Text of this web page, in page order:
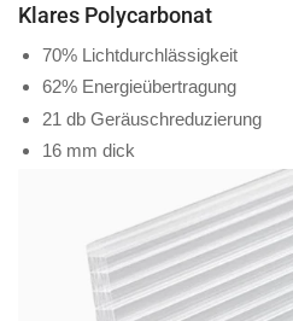
Klares Polycarbonat
70% Lichtdurchlässigkeit
62% Energieübertragung
21 db Geräuschreduzierung
16 mm dick